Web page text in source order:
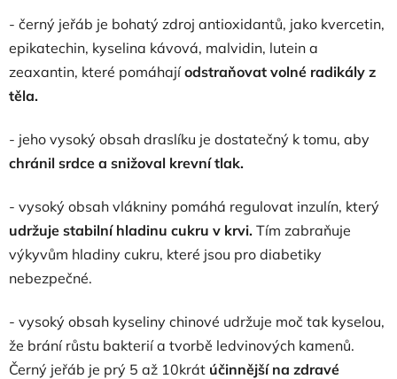
- černý jeřáb je bohatý zdroj antioxidantů, jako kvercetin,
epikatechin, kyselina kávová, malvidin, lutein a
zeaxantin, které pomáhajíodstraňovat volné radikály z
těla.
- jeho vysoký obsah draslíku je dostatečný k tomu, aby
chránil srdce a snižoval krevní tlak.
- vysoký obsah vlákniny pomáhá regulovat inzulín, který
udržuje stabilní hladinu cukru v krvi. Tím zabraňuje
výkyvům hladiny cukru, které jsou pro diabetiky
nebezpečné.
- vysoký obsah kyseliny chinové udržuje moč tak kyselou,
že brání růstu bakterií a tvorbě ledvinových kamenů.
Černý jeřáb je prý 5 až 10krát účinnější na zdravé